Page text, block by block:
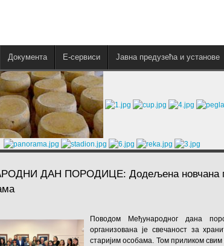
Документа E-сервиси Јавна предузећа и установе
ДАН ПОРОДИЦЕ: Додељена новчана
Поводом Међународног дана
организована је свечаност за
старијим особама. Том приликом